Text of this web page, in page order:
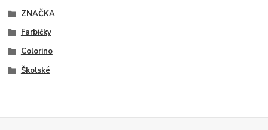
ZNAČKA
Farbičky
Colorino
Školské